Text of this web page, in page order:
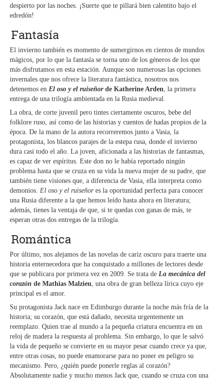
despierto por las noches. ¡Suerte que te pillará bien calentito bajo el
edredón!
Fantasía
El invierno también es momento de sumergirnos en cientos de mundos
mágicos, por lo que la fantasía se torna uno de los géneros de los que
más disfrutamos en esta estación. Aunque son numerosas las opciones
invernales que nos ofrece la literatura fantástica, nosotros nos
detenemos en El oso y el ruiseñor de Katherine Arden, la primera
entrega de una trilogía ambientada en la Rusia medieval.
La obra, de corte juvenil pero tintes ciertamente oscuros, bebe del
folklore ruso, así como de las historias y cuentos de hadas propios de la
época. De la mano de la autora recorreremos junto a Vasia, la
protagonista, los blancos parajes de la estepa rusa, donde el invierno
dura casi todo el año. La joven, aficionada a las historias de fantasmas,
es capaz de ver espíritus. Este don no le había reportado ningún
problema hasta que se cruza en su vida la nueva mujer de su padre, que
también tiene visiones que, a diferencia de Vasia, ella interpreta como
demonios. El oso y el ruiseñor es la oportunidad perfecta para conocer
una Rusia diferente a la que hemos leído hasta ahora en literatura;
además, tienes la ventaja de que, si te quedas con ganas de más, te
esperan otras dos entregas de la trilogía.
Romántica
Por último, nos alejamos de las novelas de cariz oscuro para traerte una
historia enternecedora que ha conquistado a millones de lectores desde
que se publicara por primera vez en 2009. Se trata de La mecánica del
corazón de Mathias Malzieu, una obra de gran belleza lírica cuyo eje
principal es el amor.
Su protagonista Jack nace en Edimburgo durante la noche más fría de la
historia; su corazón, que está dañado, necesita urgentemente un
reemplazo. Quien trae al mundo a la pequeña criatura encuentra en un
reloj de madera la respuesta al problema. Sin embargo, lo que le salvó
la vida de pequeño se convierte en su mayor pesar cuando crece ya que,
entre otras cosas, no puede enamorarse para no poner en peligro su
mecanismo. Pero, ¿quién puede ponerle reglas al corazón?
Absolutamente nadie y mucho menos Jack que, cuando se cruza con una